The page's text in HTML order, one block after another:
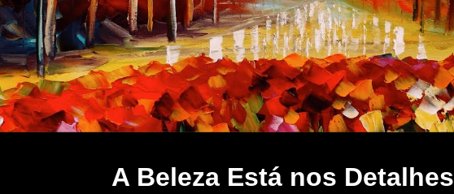
A Beleza Está nos Detalhes